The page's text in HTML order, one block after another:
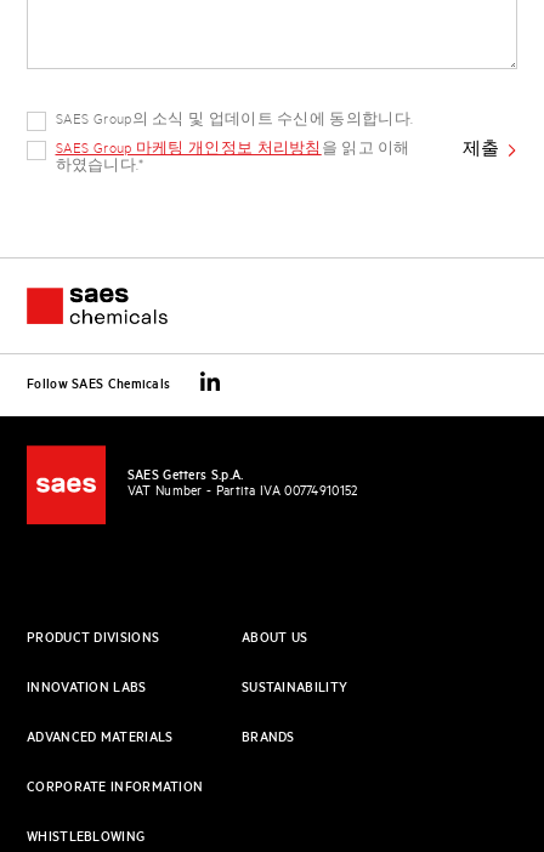
SAES Group의 소식 및 업데이트 수신에 동의합니다.
SAES Group 마케팅 개인정보 처리방침 을 읽고 이해
하였습니다.*
Follow SAES Chemicals
SAES Getters S.p.A.
VAT Number - Partita IVA 00774910152
PRODUCT DIVISIONS
INNOVATION LABS
ADVANCED MATERIALS
ABOUT US
SUSTAINABILITY
BRANDS
CORPORATE INFORMATION
WHISTLEBLOWING